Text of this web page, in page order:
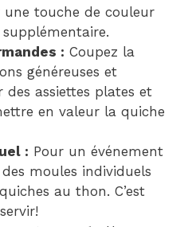
touche de couleur
: Coupez la
généreuses et
des assiettes plates et
en valeur la quiche
: Pour un événement
moules individuels
au thon. C’est